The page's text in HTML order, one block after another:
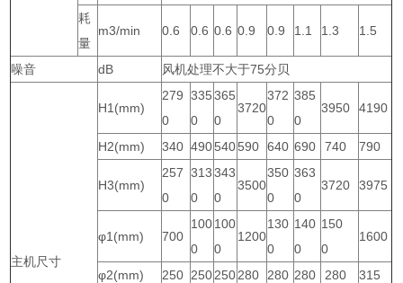
耗
量
m3/min 0.6 0.6 0.6 0.9 0.9 1.1 1.3 1.5
噪音 dB 风机处理不大于75分贝
主机尺寸
H1(mm)
279
0
335
0
365
0
3720
372
0
385
0
3950 4190
H2(mm) 340 490540590 640 690 740 790
H3(mm)
257
0
313
0
343
0
3500
350
0
363
0
3720 3975
φ1(mm) 700
100
0
100
0
1200
130
0
140
0
150
0
1600
φ2(mm) 250 250250280 280 280 280 315